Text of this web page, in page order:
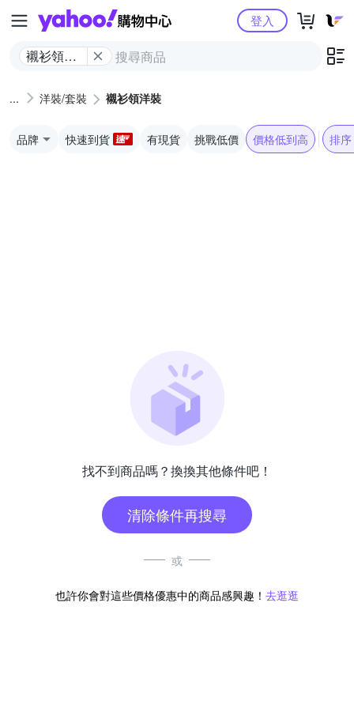
Yahoo購物中心
襯衫領洋
登入
洋裝/套裝 襯衫領洋裝
品牌 快速到貨 有現貨 挑戰低價 價格低到高 排序
找不到商品嗎？換換其他條件吧！
清除條件再搜尋
或
也許你會對這些價格優惠中的商品感興趣！ 去逛逛